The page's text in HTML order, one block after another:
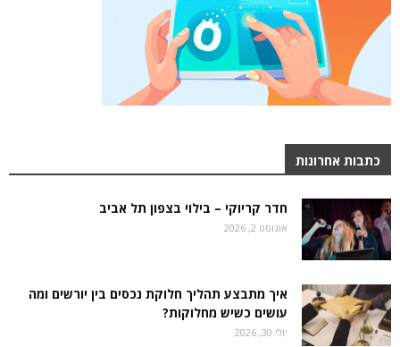
כתבות אחרונות
חדר קריוקי – בילוי בצפון תל אביב
אוגוסט 2, 2026
איך מתבצע תהליך חלוקת נכסים בין יורשים ומה
עושים כשיש מחלוקות?
יולי 30, 2026